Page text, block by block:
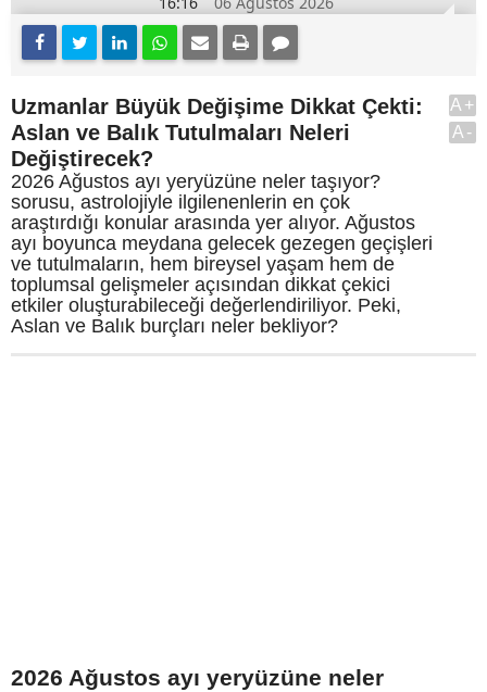
Uzmanlar Büyük Değişime Dikkat Çekti:
Aslan ve Balık Tutulmaları Neleri
Değiştirecek?
2026 Ağustos ayı yeryüzüne neler taşıyor?
sorusu, astrolojiyle ilgilenenlerin en çok
araştırdığı konular arasında yer alıyor. Ağustos
ayı boyunca meydana gelecek gezegen geçişleri
ve tutulmaların, hem bireysel yaşam hem de
toplumsal gelişmeler açısından dikkat çekici
etkiler oluşturabileceği değerlendiriliyor. Peki,
Aslan ve Balık burçları neler bekliyor?
A+
A-
2026 Ağustos ayı yeryüzüne neler